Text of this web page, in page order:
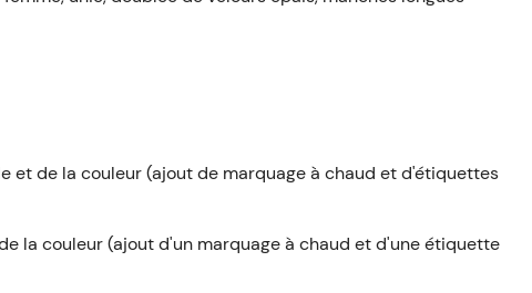
et de la couleur (ajout de marquage à chaud et d'étiquettes
la couleur (ajout d'un marquage à chaud et d'une étiquette